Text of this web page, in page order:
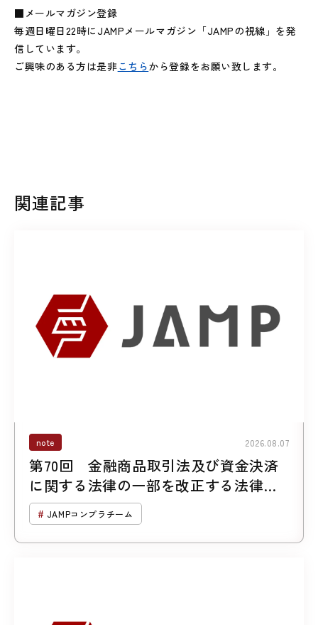
■メールマガジン登録
毎週日曜日22時にJAMPメールマガジン「JAMPの視線」を発
信しています。
ご興味のある方は是非こちらから登録をお願い致します。
関連記事
note 2026.08.07
第70回 金融商品取引法及び資金決済
に関する法律の一部を改正する法律案
について （第２回「暗号資産に係る規
制の見直し」）
JAMPコンプラチーム